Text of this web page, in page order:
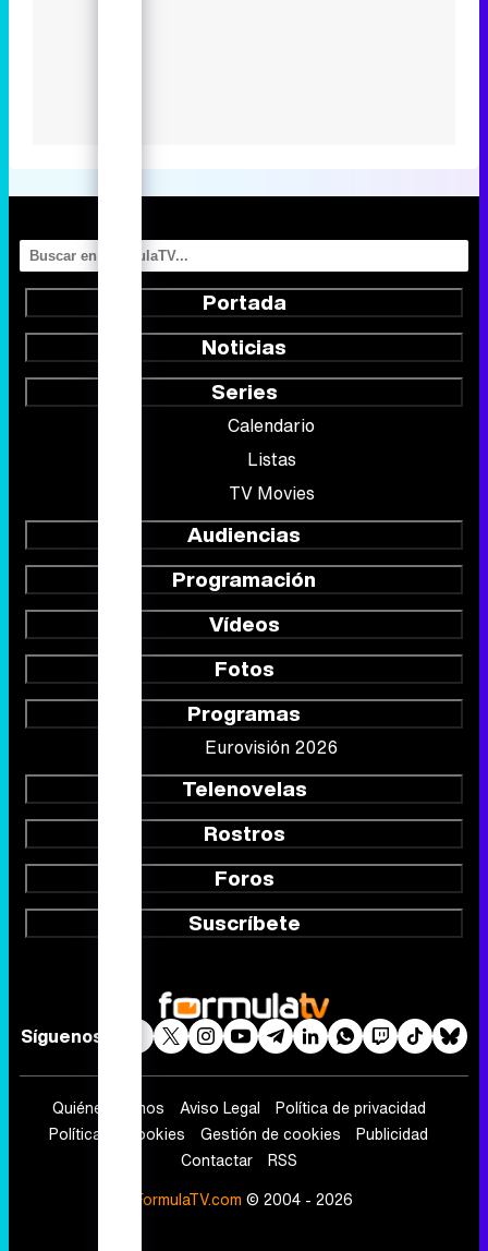
Portada
Noticias
Series
Calendario
Listas
TV Movies
Audiencias
Programación
Vídeos
Fotos
Programas
Eurovisión 2026
Telenovelas
Rostros
Foros
Suscríbete
Síguenos
Quiénes somos Aviso Legal
Política de privacidad
Política de cookies
Gestión de cookies
Publicidad
Contactar
RSS
FormulaTV.com © 2004 - 2026